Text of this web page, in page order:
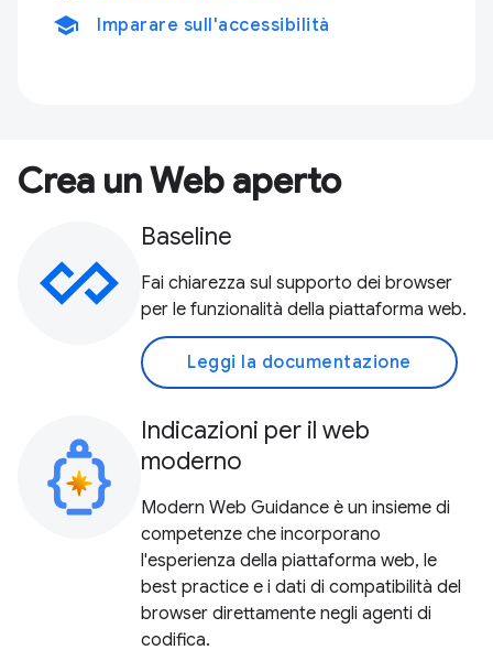
school Imparare sull'accessibilità
Crea un Web aperto
Baseline
Fai chiarezza sul supporto dei browser
per le funzionalità della piattaforma web.
Leggi la documentazione
Indicazioni per il web
moderno
Modern Web Guidance è un insieme di
competenze che incorporano
l'esperienza della piattaforma web, le
best practice e i dati di compatibilità del
browser direttamente negli agenti di
codifica.